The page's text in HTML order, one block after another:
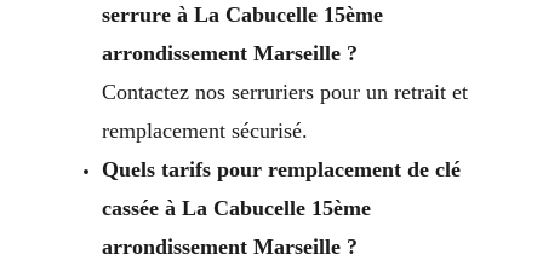
serrure à La Cabucelle 15ème
arrondissement Marseille ?
Contactez nos serruriers pour un retrait et
remplacement sécurisé.
Quels tarifs pour remplacement de clé
cassée à La Cabucelle 15ème
arrondissement Marseille ?